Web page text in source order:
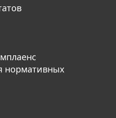
нормативных